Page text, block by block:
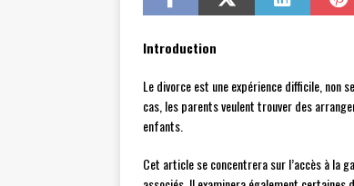
Introduction
Le divorce est une expérience difficile, non
cas, les parents veulent trouver des
enfants.
Cet article se concentrera sur l’accès à la